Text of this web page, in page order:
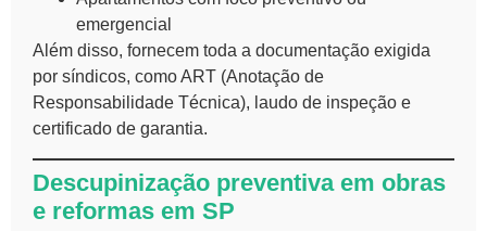
emergencial
Além disso, fornecem toda a documentação exigida
por síndicos, como ART (Anotação de
Responsabilidade Técnica), laudo de inspeção e
certificado de garantia.
Descupinização preventiva em obras
e reformas em SP